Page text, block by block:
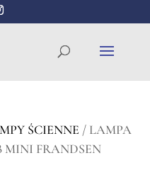
ŚCIENNE / LAMPA
MINI FRANDSEN